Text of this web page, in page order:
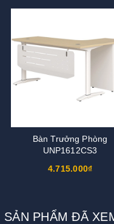
Bàn Trưởng Phòng
UNP1612CS3
4.715.000₫
SẢN PHẨM ĐÃ